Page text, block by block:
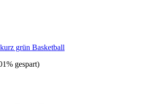
grün Basketball
gespart)